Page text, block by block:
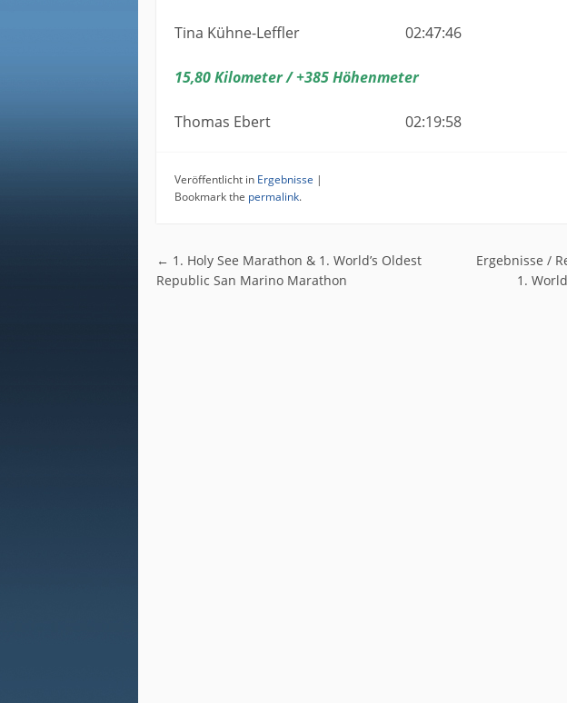
Tina Kühne-Leffler 02:47:46
15,80Kilometer /+385Höhenmeter
Thomas Ebert 02:19:58
Veröffentlicht in Ergebnisse |
Bookmark the permalink.
Post navigation
← 1. Holy See Marathon & 1. World’s Oldest
Republic San Marino Marathon
Ergebnisse /
1.